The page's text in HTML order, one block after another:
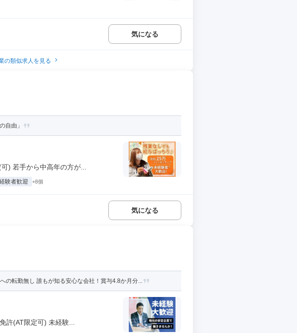
気になる
の類似求人を見る
自由」
) 若手から中高年の方が...
験者歓迎 +8個
気になる
の転勤無し 誰もが知る安心な会社！賞与4.8か月分...
許(AT限定可) 未経験...